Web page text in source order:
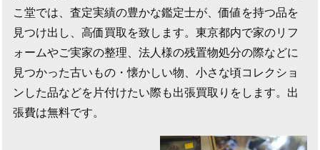
こ堂では、査定実績の豊かな鑑定士が、価値を持つ品を
見つけ出し、高価買取を致します。東京都内で家のリフ
ォームやご実家の整理、法人様の残置物処分の際などに
見つかった古いもの・懐かしい物、小さな頃コレクショ
ンした品などを片付けたい際も出張買取りをします。出
張費は無料です。